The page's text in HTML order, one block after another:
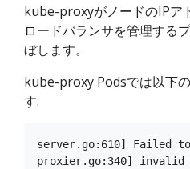
kube-proxyがノードのIPア
ロードバランサを管理する
ぼします。
kube-proxy Podsでは以下
す:
server.go:610] Failed